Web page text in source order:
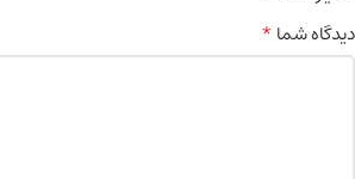
دیدگاه شما*